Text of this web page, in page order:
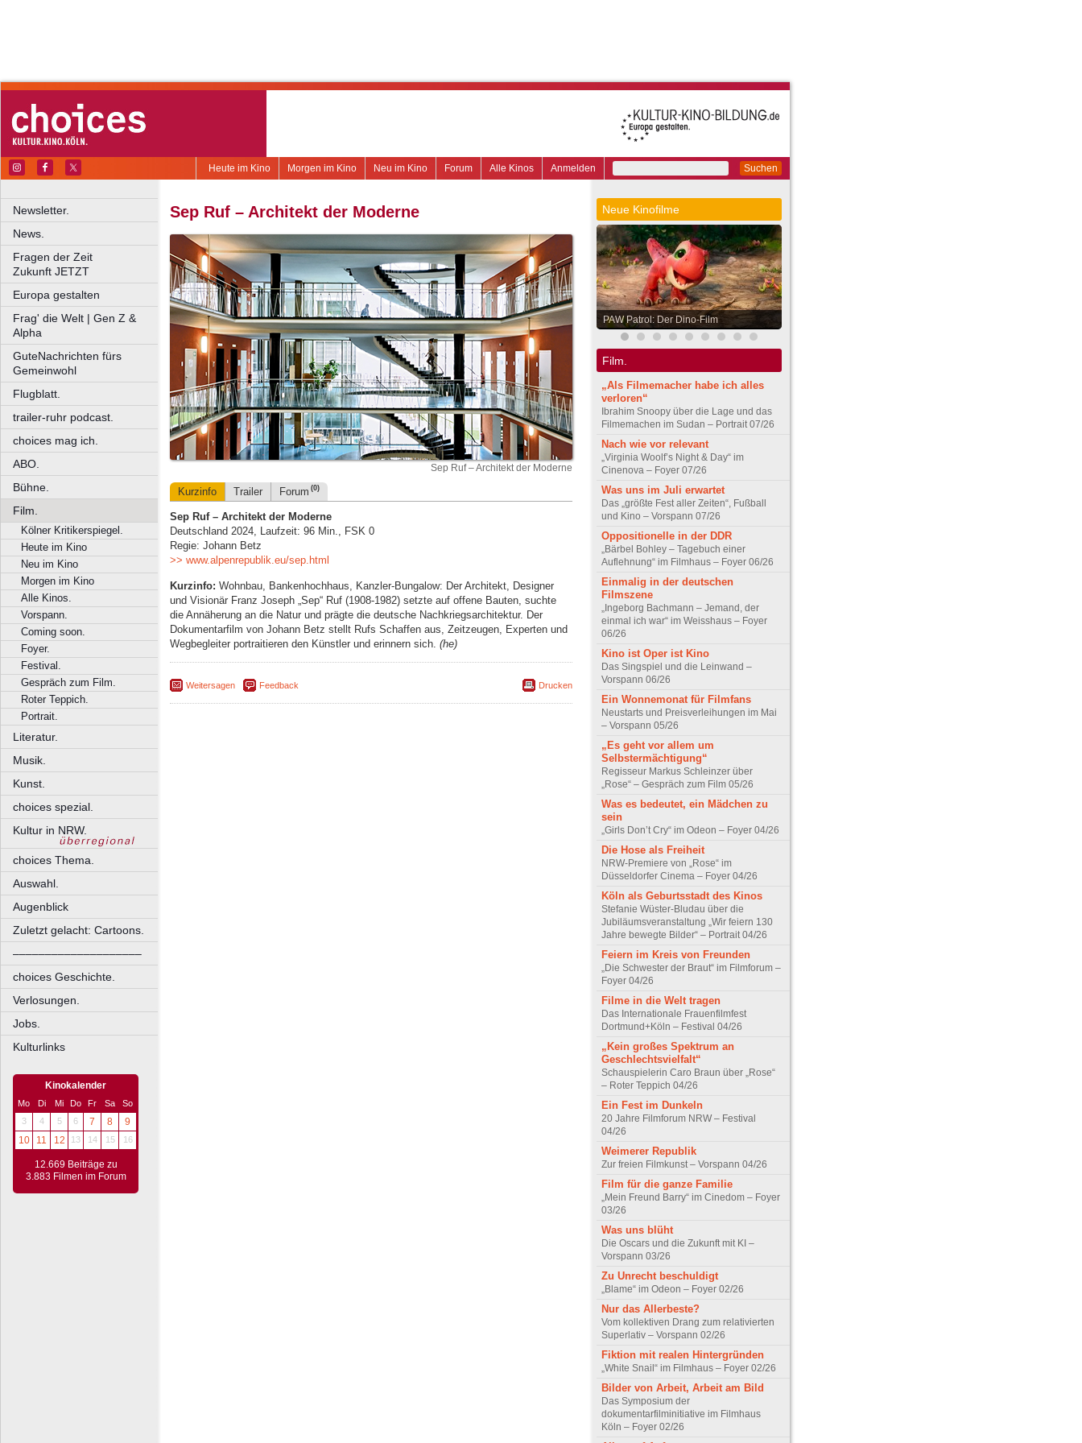
Suchen
Anmelden
Alle Kinos
Forum
Neu im Kino
Morgen im Kino
Heute im Kino
Newsletter.
News.
Fragen der Zeit
Zukunft JETZT
Europa gestalten
Frag' die Welt | Gen Z &
Alpha
GuteNachrichten fürs
Gemeinwohl
Flugblatt.
trailer-ruhr podcast.
choices mag ich.
ABO.
Bühne.
Film.
Kölner Kritikerspiegel.
Heute im Kino
Neu im Kino
Morgen im Kino
Alle Kinos.
Vorspann.
Coming soon.
Foyer.
Festival.
Gespräch zum Film.
Roter Teppich.
Portrait.
Literatur.
Musik.
Kunst.
choices spezial.
Kultur in NRW.
choices Thema.
Auswahl.
Augenblick
Zuletzt gelacht: Cartoons.
––––––––––––––––––––
choices Geschichte.
Verlosungen.
Jobs.
Kulturlinks
Kinokalender
Mo Di Mi Do Fr Sa
So
3
4 5 6 7 8
9
10
11 12 13 14 15 16
12.669 Beiträge zu
3.883 Filmen im Forum
Sep Ruf – Architekt der Moderne
Sep Ruf – Architekt der Moderne
Kurzinfo Trailer Forum (0)
Sep Ruf – Architekt der Moderne
Deutschland 2024, Laufzeit: 96 Min., FSK 0
Regie: Johann Betz
>> www.alpenrepublik.eu/sep.html
Kurzinfo: Wohnbau, Bankenhochhaus, Kanzler-Bungalow: Der Architekt, Designer
und Visionär Franz Joseph „Sep“ Ruf (1908-1982) setzte auf offene Bauten, suchte
die Annäherung an die Natur und prägte die deutsche Nachkriegsarchitektur. Der
Dokumentarfilm von Johann Betz stellt Rufs Schaffen aus, Zeitzeugen, Experten und
Wegbegleiter portraitieren den Künstler und erinnern sich. (he)
Weitersagen Feedback Drucken
Neue Kinofilme
PAW Patrol: Der Dino-Film
Film.
„Als Filmemacher habe ich alles
verloren“
Ibrahim Snoopy über die Lage und das
Filmemachen im Sudan – Portrait 07/26
Nach wie vor relevant
„Virginia Woolf’s Night & Day“ im
Cinenova – Foyer 07/26
Was uns im Juli erwartet
Das „größte Fest aller Zeiten“, Fußball
und Kino – Vorspann 07/26
Oppositionelle in der DDR
„Bärbel Bohley – Tagebuch einer
Auflehnung“ im Filmhaus – Foyer 06/26
Einmalig in der deutschen
Filmszene
„Ingeborg Bachmann – Jemand, der
einmal ich war“ im Weisshaus – Foyer
06/26
Kino ist Oper ist Kino
Das Singspiel und die Leinwand –
Vorspann 06/26
Ein Wonnemonat für Filmfans
Neustarts und Preisverleihungen im Mai
– Vorspann 05/26
„Es geht vor allem um
Selbstermächtigung“
Regisseur Markus Schleinzer über
„Rose“ – Gespräch zum Film 05/26
Was es bedeutet, ein Mädchen zu
sein
„Girls Don’t Cry“ im Odeon – Foyer 04/26
Die Hose als Freiheit
NRW-Premiere von „Rose“ im
Düsseldorfer Cinema – Foyer 04/26
Köln als Geburtsstadt des Kinos
Stefanie Wüster-Bludau über die
Jubiläumsveranstaltung „Wir feiern 130
Jahre bewegte Bilder“ – Portrait 04/26
Feiern im Kreis von Freunden
„Die Schwester der Braut“ im Filmforum –
Foyer 04/26
Filme in die Welt tragen
Das Internationale Frauenfilmfest
Dortmund+Köln – Festival 04/26
„Kein großes Spektrum an
Geschlechtsvielfalt“
Schauspielerin Caro Braun über „Rose“
– Roter Teppich 04/26
Ein Fest im Dunkeln
20 Jahre Filmforum NRW – Festival
04/26
Weimerer Republik
Zur freien Filmkunst – Vorspann 04/26
Film für die ganze Familie
„Mein Freund Barry“ im Cinedom – Foyer
03/26
Was uns blüht
Die Oscars und die Zukunft mit KI –
Vorspann 03/26
Zu Unrecht beschuldigt
„Blame“ im Odeon – Foyer 02/26
Nur das Allerbeste?
Vom kollektiven Drang zum relativierten
Superlativ – Vorspann 02/26
Fiktion mit realen Hintergründen
„White Snail“ im Filmhaus – Foyer 02/26
Bilder von Arbeit, Arbeit am Bild
Das Symposium der
dokumentarfilminitiative im Filmhaus
Köln – Foyer 02/26